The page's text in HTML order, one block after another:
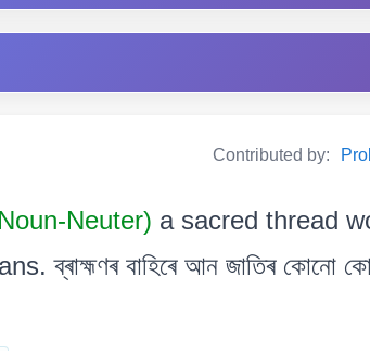
Contributed by:
Neuter) a sacred thread
বাহিৰে আন জাতিৰ কোনো